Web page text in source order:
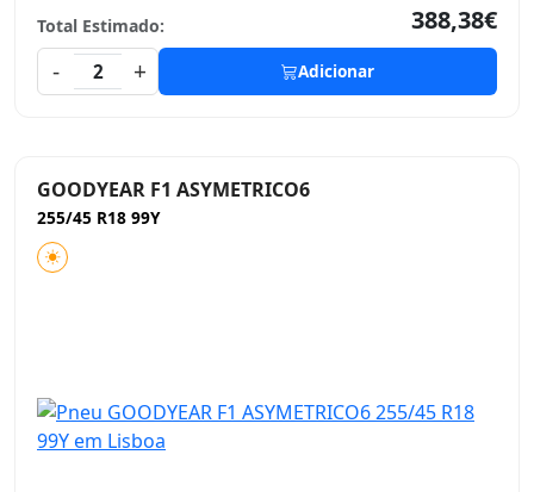
Total Estimado:
388,38€
-
2 + Adicionar
GOODYEAR F1 ASYMETRICO6
255/45 R18 99Y